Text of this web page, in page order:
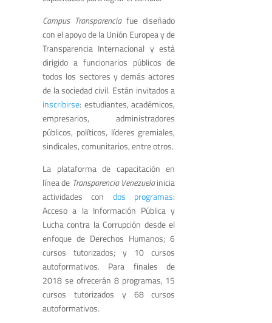
Campus Transparenciafue diseñado
con el apoyo de la Unión Europea y de
Transparencia Internacional y está
dirigido a funcionarios públicos de
todos los sectores y demás actores
de la sociedad civil. Están invitados a
inscribirse: estudiantes, académicos,
empresarios, administradores
públicos, políticos, líderes gremiales,
sindicales, comunitarios, entre otros.
La plataforma de capacitación en
línea de Transparencia Venezuelainicia
actividades con dos programas:
Acceso a la Información Pública y
Lucha contra la Corrupción desde el
enfoque de Derechos Humanos; 6
cursos tutorizados; y 10 cursos
autoformativos. Para finales de
2018 se ofrecerán 8 programas, 15
cursos tutorizados y 68 cursos
autoformativos.